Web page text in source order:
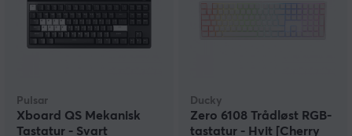
Pulsar
Xboard QS Mekanisk
Tastatur - Svart
Ducky
Zero 6108 Trådløst RGB-
tastatur - Hvit [Cherry